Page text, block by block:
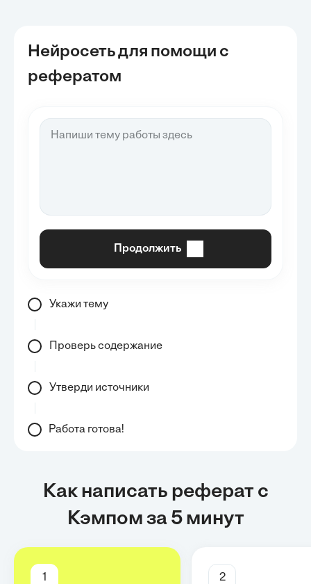
Нейросеть для помощи с
рефератом
Продолжить
Укажи тему
Проверь содержание
Утверди источники
Работа готова!
Как написать реферат с
Кэмпом за 5 минут
1 2